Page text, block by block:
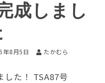
成しまし
年8月5日 たかむら
した！ TSA87号